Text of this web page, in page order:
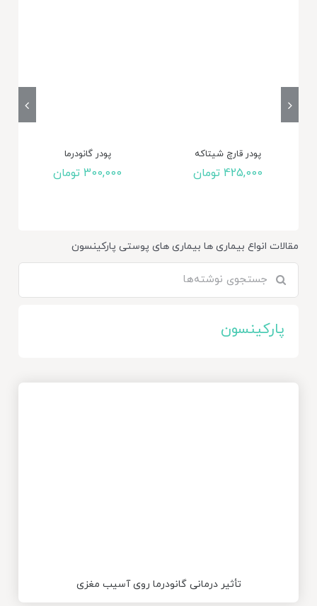
پودر قارچ شیتاکه
425,000 تومان
پودر گانودرما
300,000 تومان
مقالات انواع بیماری ها بیماری های پوستی پارکینسون
برای:
پارکینسون
تأثیر درمانی گانودرما روی آسیب مغزی